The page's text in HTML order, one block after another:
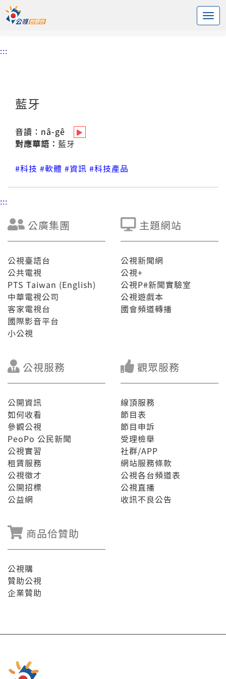
中央內容區塊
頭頁
:::
藍牙
音讀： nâ-gê
對應華語： 藍牙
#科技 #軟體 #資訊 #科技產品
:::
公廣集團
公視臺語台
公共電視
PTS Taiwan (English)
中華電視公司
客家電視台
國際影音平台
小公視
主題網站
公視新聞網
公視+
公視P#新聞實驗室
公視遊戲本
國會頻道轉播
公視服務
公開資訊
如何收看
參觀公視
PeoPo 公民新聞
公視實習
租賃服務
公視徵才
公開招標
公益網
觀眾服務
線頂服務
節目表
節目申訴
受理檢舉
社群/APP
網站服務條款
公視各台頻道表
公視直播
收訊不良公告
商品佮贊助
公視購
贊助公視
企業贊助